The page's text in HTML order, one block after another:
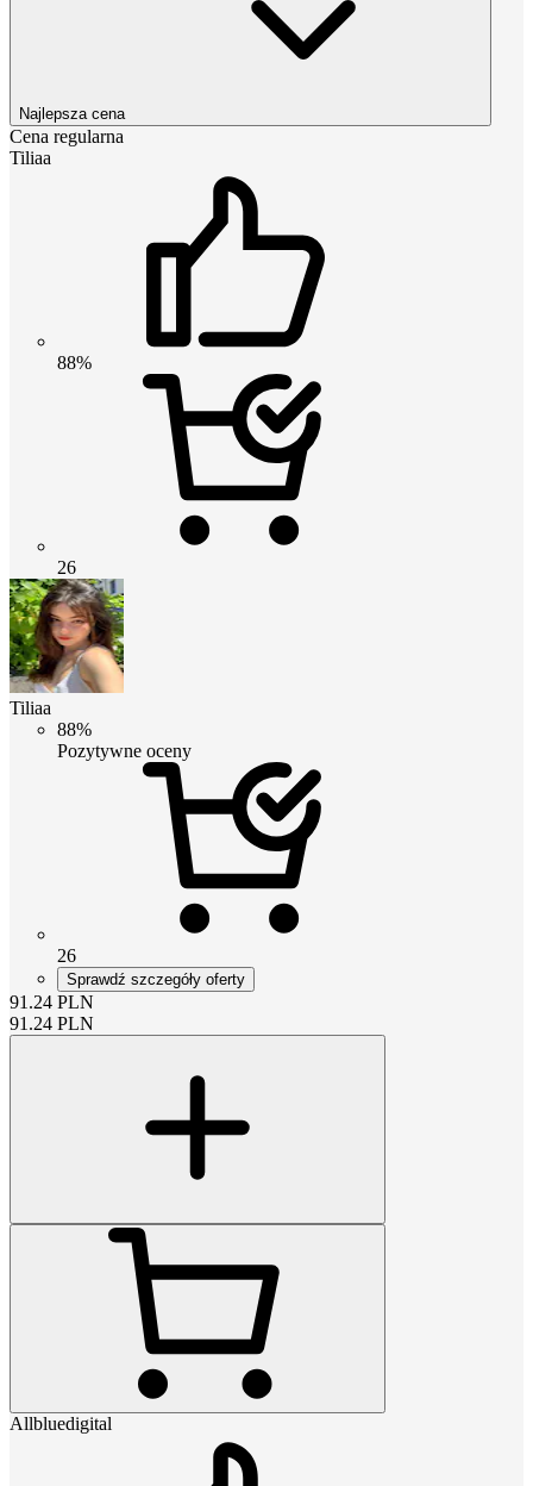
Najlepsza cena
Cena regularna
Tiliaa
88%
26
Tiliaa
88%
Pozytywne oceny
26
Sprawdź szczegóły oferty
91.24 PLN
91.24 PLN
Allbluedigital